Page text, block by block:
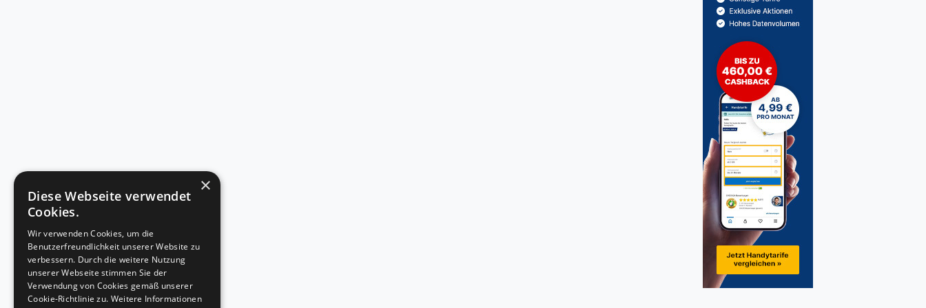
×
Diese Webseite verwendet
Cookies.
Wir verwenden Cookies, um die
Benutzerfreundlichkeit unserer Website zu
verbessern. Durch die weitere Nutzung
unserer Webseite stimmen Sie der
Verwendung von Cookies gemäß unserer
Cookie-Richtlinie zu. Weitere Informationen